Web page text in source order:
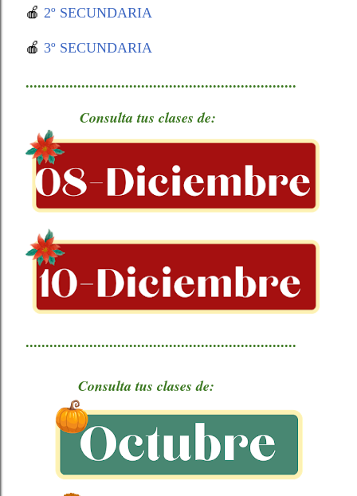
🍎 2º SECUNDARIA
🍎 3º SECUNDARIA
....................................................................
Consulta tus clases de:
....................................................................
Consulta tus clases de: